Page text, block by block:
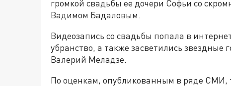
громкой свадьбы ее дочери Софьи со
Вадимом Бадаловым.
Видеозапись со свадьбы попала в
убранство, а также засветились звездные
Валерий Меладзе.
По оценкам, опубликованным в ряде СМИ,